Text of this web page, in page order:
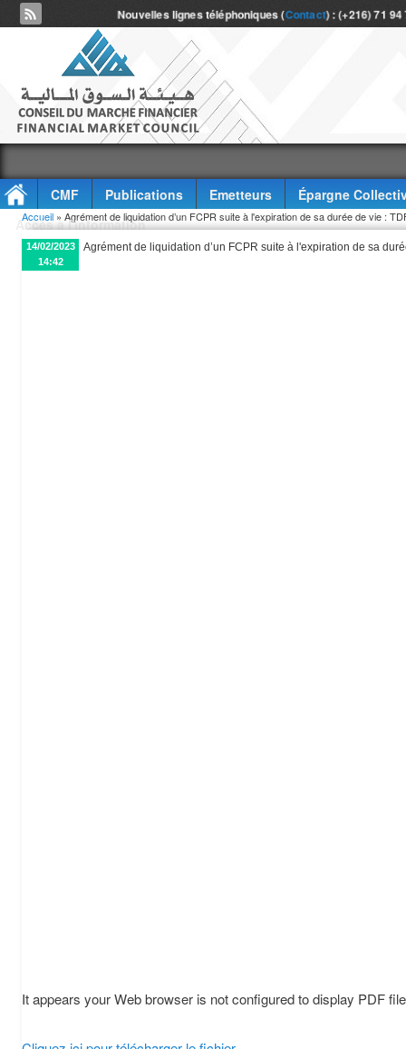
Nouvelles lignes téléphoniques (Contact) : (+216) 71
CMF Publications Emetteurs
Épargne
Accès à l'information
Vous êtes ici
Accueil » Agrément de liquidation d’un FCPR suite à l'expiration de sa durée de vie :
14/02/2023
14:42
Agrément de liquidation d’un FCPR suite à l'expiration de sa
It appears your Web browser is not configured to display PDF